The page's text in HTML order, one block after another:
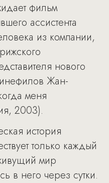
фильм
ассистента
из компании,
нового
Жан-
меня
2003).
история
только каждый
мир
в него через сутки.